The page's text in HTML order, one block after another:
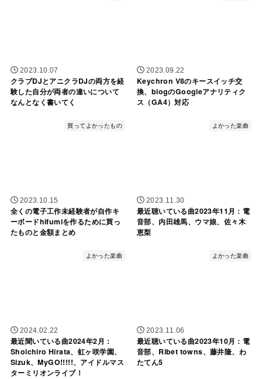
2023.10.07
クラブDJとアニクラDJの両方を経
験した自分が両者の違いについて
なんとなく書いてく
2023.09.22
Keychron V8のキースイッチ交
換、blogのGoogleアナリティク
ス（GA4）対応
買ってよかったもの
2023.10.15
全くの電子工作未経験者が自作キ
ーボードhifumiを作るために買っ
たものと金額まとめ
よかった楽曲
2023.11.30
最近聴いている曲2023年11月：電
音部、内田雄馬、ウマ娘、佐々木
恵梨
よかった楽曲
2024.02.22
最近聞いている曲2024年2月：
Shoichiro Hirata、虹ヶ咲学園、
Sizuk、MyGO!!!!!、アイドルマス
ターミリオンライブ！
よかった楽曲
2023.11.06
最近聴いている曲2023年10月：電
音部、Ribet towns、藤井隆、わ
たてん5